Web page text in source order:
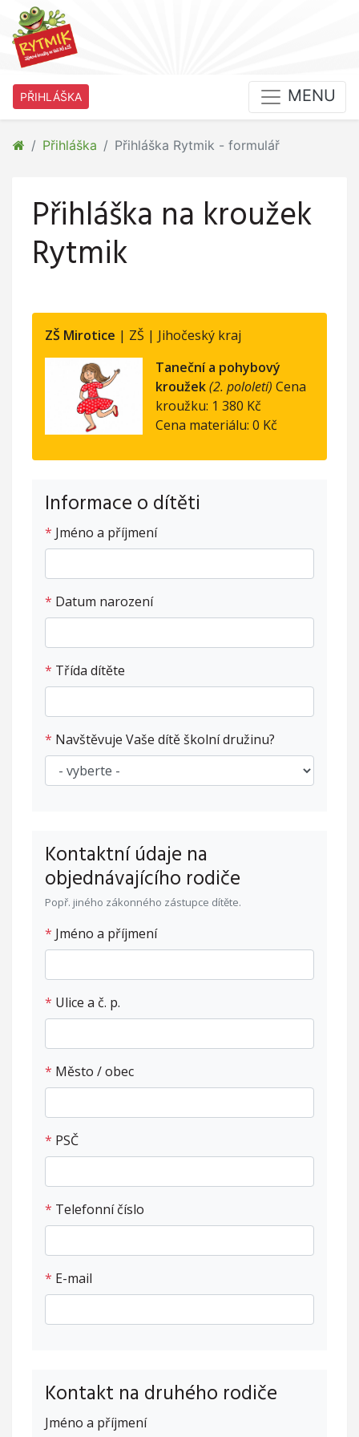
PŘIHLÁŠKA MENU
Přihláška Přihláška Rytmik - formulář
Přihláška na kroužek
Rytmik
ZŠ Mirotice | ZŠ | Jihočeský kraj
Taneční a pohybový
kroužek(2. pololetí) Cena
kroužku: 1 380 Kč
Cena materiálu: 0 Kč
Informace o dítěti
* Jméno a příjmení
* Datum narození
* Třída dítěte
* Navštěvuje Vaše dítě školní družinu?
Kontaktní údaje na
objednávajícího rodiče
Popř. jiného zákonného zástupce dítěte.
* Jméno a příjmení
* Ulice a č. p.
* Město / obec
* PSČ
* Telefonní číslo
* E-mail
Kontakt na druhého rodiče
Jméno a příjmení